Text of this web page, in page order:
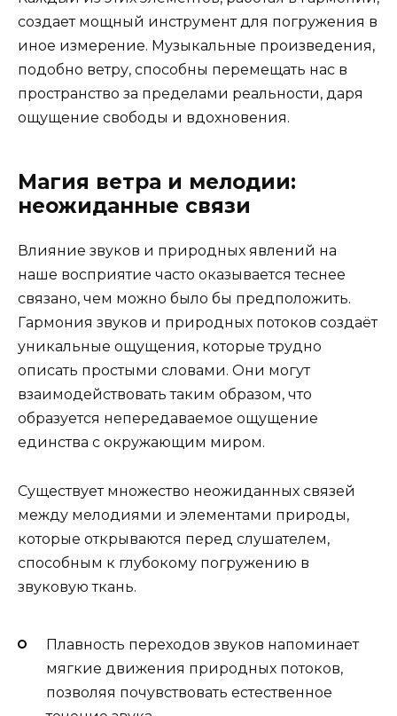
создает мощный инструмент для погружения в
иное измерение. Музыкальные произведения,
подобно ветру, способны перемещать нас в
пространство за пределами реальности, даря
ощущение свободы и вдохновения.
Магия ветра и мелодии:
неожиданные связи
Влияние звуков и природных явлений на
наше восприятие часто оказывается теснее
связано, чем можно было бы предположить.
Гармония звуков и природных потоков создаёт
уникальные ощущения, которые трудно
описать простыми словами. Они могут
взаимодействовать таким образом, что
образуется непередаваемое ощущение
единства с окружающим миром.
Существует множество неожиданных связей
между мелодиями и элементами природы,
которые открываются перед слушателем,
способным к глубокому погружению в
звуковую ткань.
Плавность переходов звуков напоминает
мягкие движения природных потоков,
позволяя почувствовать естественное